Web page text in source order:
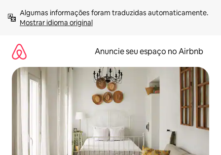
para
Mostrar idioma original
Anuncie seu espaço no Airbnb